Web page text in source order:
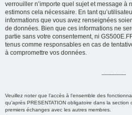
verrouiller n’importe quel sujet et message à
estimons cela nécessaire. En tant
informations que vous avez renseignées
de données. Bien que ces informations ne
partie sans votre consentement, ni
tenus comme responsables en cas de
à compromettre vos données.
----------------
Veuillez noter que l’accès à l’ensemble des
qu’après PRESENTATION obligatoire dans la
premiers échanges avec les autres membres.